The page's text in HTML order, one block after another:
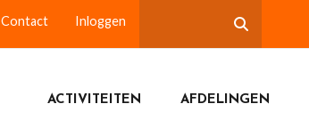
Contact Inloggen
ACTIVITEITEN AFDELINGEN